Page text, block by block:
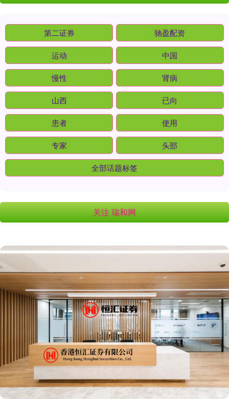
第二证券 驰盈配资
运动 中国
慢性 肾病
山西 已向
患者 使用
专家 头部
全部话题标签
关注 瑞和网